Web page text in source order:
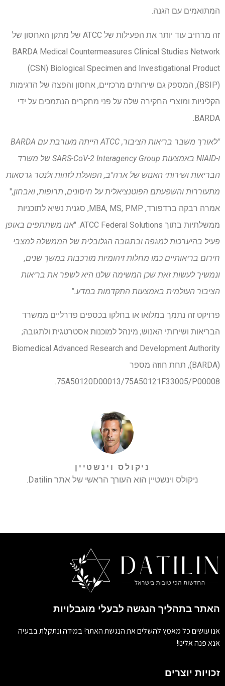
המתואמים עם הגנה.
זה מרחיב עוד יותר את הפעילות של ATCC של מתקן האחסון של
BARDA Medical Countermeasures Clinical Studies Network
(CSN) Biological Specimen and Investigational Product
(BSIP), המספק גם שירותים מרכזיים, אחסון והפצה של הדגימות
הקליניות ומוצרי החקירה שלה על פני מחקרים הנתמכים על ידי
BARDA.
"לאורך משבר בריאות הציבור, ATCC הייתה מעורבת עם BARDA
ו-NIAID באמצעות SARS-CoV-2 Interagency Group של משרד
הבריאות ושירותי האנוש של ארה"ב, הפועלת לזהות ולנטר גרסאות
מתעוררות והשפעתם הפוטנציאלית על חיסונים, תרופות, ואבחון,"
אמרה רבקה ברדפורד, MBA, MS, PMP, סגנית נשיא לתוכניות
ממשלתיות בתוך ATCC Federal Solutions. "
אנו משתתפים באופן
פעיל בהיערכות למגפה ובתגובה הגלובלית של הממשלה למצבי
חירום בריאותיים כמו מחלות זיהומיות מורכבות במשך שנים,
ונמשיך לעשות זאת שכן המשימה שלנו היא לשפר את בריאות
הציבור העולמית באמצעות התקדמות במדע."
פרויקט זה נתמך במלואו או בחלקו בכספים פדרליים ממשרד
הבריאות ושירותי האנוש; מינהל למוכנות אסטרטגית ולתגובה;
Biomedical Advanced Research and Development Authority
(BARDA), תחת חוזה מספר
75A50120D00013/75A50121F33005/P00008.
ניקולס וינשטיין
ניקולס וינשטיין הוא העורך הראשי של אתר Datilin.
האתר בתהליך הנגשה לבעלי מוגבלויות
אנו עושים כל מאמץ להשלים את הנגשת האתר! במידה ונתקלת בבעיה
אנא פנה אלינו!
זכויות יוצרים